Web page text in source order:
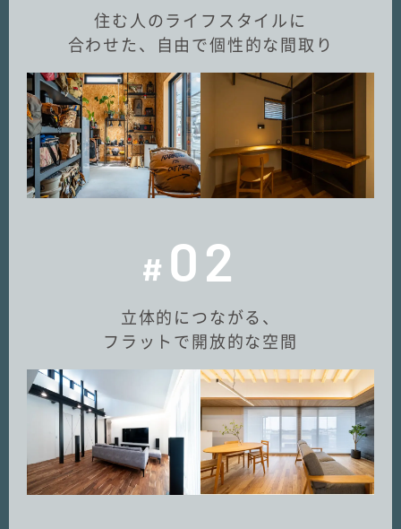
住む人のライフスタイルに
合わせた、自由で個性的な間取り
# 02
立体的につながる、
フラットで開放的な空間